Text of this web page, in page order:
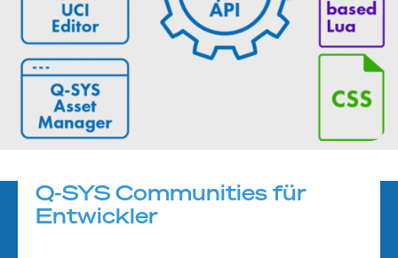
Q-SYS Communities für
Entwickler